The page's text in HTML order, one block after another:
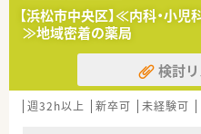
＼＼独立支援制度あり／／
■独立を考えている薬剤師
■経営ノウハウ、売上管理
険の種類、レセプト請求等、
通常業務以外の薬局経営
す。
【浜松市中央区】≪内科・小
≫地域密着の薬局
検討
週32h以上 新卒可 未経験可